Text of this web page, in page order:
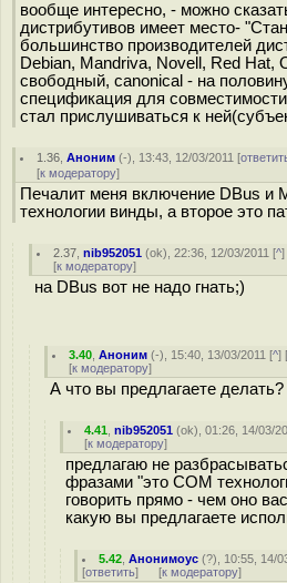
вообще интересно, - можно
дистрибутивов имеет место-
большинство производителей
Debian, Mandriva, Novell, Red Hat,
свободный, сanonical - на
спецификация для
стал прислушиваться к
1.36 ,Аноним (-), 13:43, 12/03/2011 [
[к модератору]
Печалит меня включение DBus и
технологии винды, а второе это
2.37 ,nib952051 (ok), 22:36, 12/03/2011 [^]
[к модератору]
на DBus вот не надо гнать;)
3.40 ,Аноним (-), 15:40, 13/03/2011 [^]
[к модератору]
А что вы предлагаете делать?
4.41 ,nib952051 (ok), 01:26, 14/03/
[к модератору]
предлагаю не
фразами "это СОМ
говорить прямо - чем оно
какую вы предлагаете
5.42 ,Анонимоус (?), 10:55, 14/
[ответить] [к модератору]